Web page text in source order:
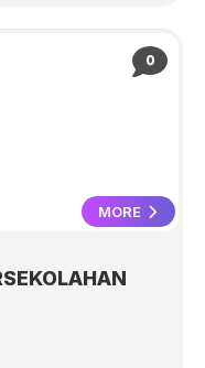
0
MORE